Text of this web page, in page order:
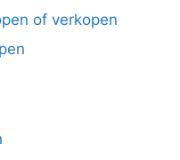
of verkopen